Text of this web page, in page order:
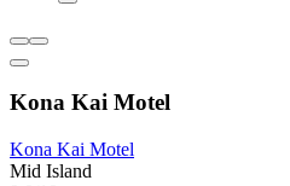
Kona Kai Motel
Kona Kai Motel
Mid Island